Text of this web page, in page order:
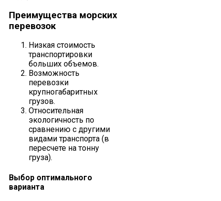
Преимущества морских
перевозок
Низкая стоимость
транспортировки
больших объемов.
Возможность
перевозки
крупногабаритных
грузов.
Относительная
экологичность по
сравнению с другими
видами транспорта (в
пересчете на тонну
груза).
Выбор оптимального
варианта